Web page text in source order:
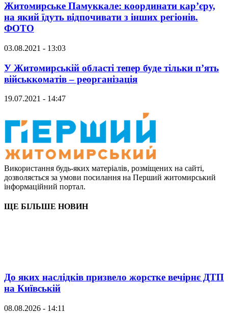
Житомирське Памуккале: координати кар’єру,
на який їдуть відпочивати з інших регіонів.
ФОТО
03.08.2021 - 13:03
У Житомирській області тепер буде тільки п’ять
військкоматів – реорганізація
19.07.2021 - 14:47
Використання будь-яких матеріалів, розміщених на сайті,
дозволяється за умови посилання на Перший житомирський
інформаційний портал.
ЩЕ БІЛЬШЕ НОВИН
До яких наслідків призвело жорстке вечірнє ДТП
на Київській
08.08.2026 - 14:11